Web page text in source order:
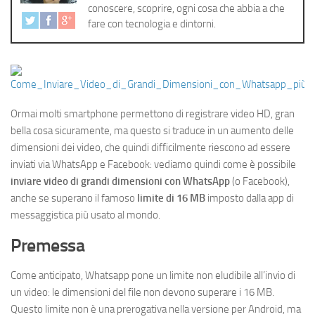
conoscere, scoprire, ogni cosa che abbia a che
fare con tecnologia e dintorni.
Ormai molti smartphone permettono di registrare video HD, gran
bella cosa sicuramente, ma questo si traduce in un aumento delle
dimensioni dei video, che quindi difficilmente riescono ad essere
inviati via WhatsApp e Facebook: vediamo quindi come è possibile
inviare video di grandi dimensioni con WhatsApp(o Facebook),
anche se superano il famoso limite di 16 MB imposto dalla app di
messaggistica più usato al mondo.
Premessa
Come anticipato, Whatsapp pone un limite non eludibile all’invio di
un video: le dimensioni del file non devono superare i 16 MB.
Questo limite non è una prerogativa nella versione per Android, ma